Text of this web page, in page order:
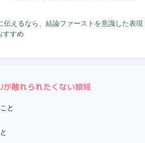
伝えるなら、結論ファーストを意識した表現
すすめ
が触れられたくない領域
と